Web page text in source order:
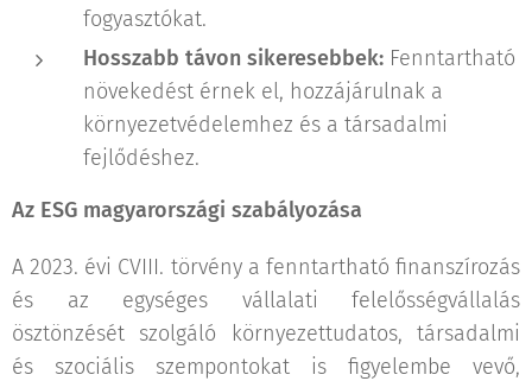
fogyasztókat.
Hosszabb távon sikeresebbek: Fenntartható
növekedést érnek el, hozzájárulnak a
környezetvédelemhez és a társadalmi
fejlődéshez.
Az ESG magyarországi szabályozása
A 2023. évi CVIII. törvény a fenntartható finanszírozás
és az egységes vállalati felelősségvállalás
ösztönzését szolgáló környezettudatos, társadalmi
és szociális szempontokat is figyelembe vevő,